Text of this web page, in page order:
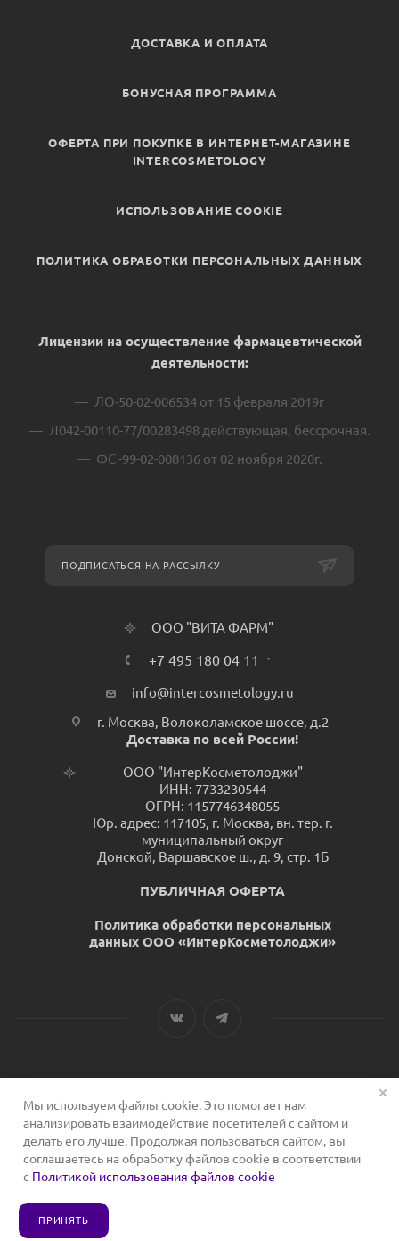
ДОСТАВКА И ОПЛАТА
БОНУСНАЯ ПРОГРАММА
ОФЕРТА ПРИ ПОКУПКЕ В ИНТЕРНЕТ-МАГАЗИНЕ
INTERCOSMETOLOGY
ИСПОЛЬЗОВАНИЕ COOKIE
ПОЛИТИКА ОБРАБОТКИ ПЕРСОНАЛЬНЫХ ДАННЫХ
Лицензии на осуществление фармацевтической
деятельности:
ЛО-50-02-006534 от 15 февраля 2019г
Л042-00110-77/00283498 действующая, бессрочная.
ФС -99-02-008136 от 02 ноября 2020г.
ПОДПИСАТЬСЯ НА РАССЫЛКУ
ООО "ВИТА ФАРМ"
+7 495 180 04 11
info@intercosmetology.ru
г. Москва, Волоколамское шоссе, д.2
Доставка по всей России!
ООО "ИнтерКосметолоджи"
ИНН: 7733230544
ОГРН: 1157746348055
Юр. адрес: 117105, г. Москва, вн. тер. г.
муниципальный округ
Донской, Варшавское ш., д. 9, стр. 1Б
ПУБЛИЧНАЯ ОФЕРТА
Политика обработки персональных
данных ООО «ИнтерКосметолоджи»
2026 © Сервис для косметологов
Мы используем файлы cookie. Это помогает нам
анализировать взаимодействие посетителей с сайтом и
делать его лучше. Продолжая пользоваться сайтом, вы
соглашаетесь на обработку файлов cookie в соответствии
с Политикой использования файлов cookie
ПРИНЯТЬ